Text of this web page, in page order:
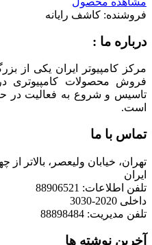
فروشنده: کاشف رایانه
درباره ما :
مرکز کامپیوتر ایران یکی از
است.
تماس با ما
تهران، خیابان ولیعصر، بالاتر از
ایران
تلفن اطلاعات: 88906521
داخلی 2020-3030
تلفن مدیریت: 88898484
آخرین نوشته ها